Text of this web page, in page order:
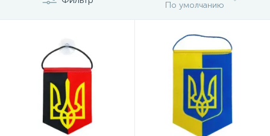
По умолчанию